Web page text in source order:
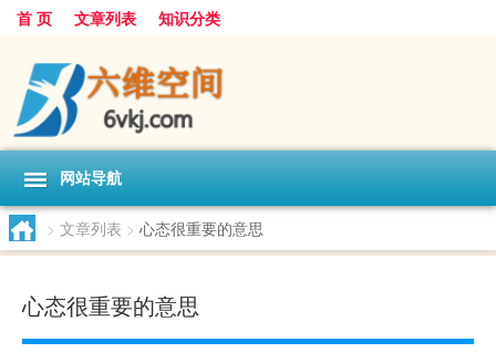
首 页 文章列表 知识分类
网站导航
> 文章列表 > 心态很重要的意思
心态很重要的意思